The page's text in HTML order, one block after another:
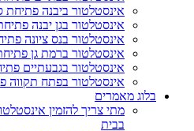
אינסטלטור ביבנה פתיחת סתימות
אינסטלטור בגן יבנה פתיחת סתימות
אינסטלטור בנס ציונה פתיחת
אינסטלטור ברמת גן פתיחת סתימות
אינסטלטור בגבעתיים פתיחת
אינסטלטור בפתח תקווה פתיחת
מאמרים
מתי צריך